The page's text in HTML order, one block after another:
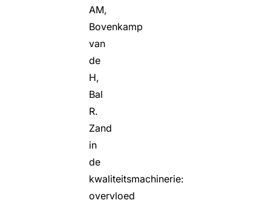
AM,
Bovenkamp
van
de
H,
Bal
R.
Zand
in
de
kwaliteitsmachinerie:
overvloed